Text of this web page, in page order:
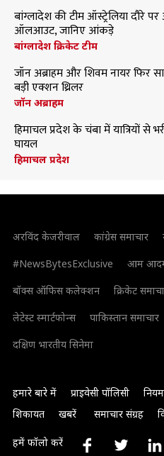
बांग्लादेश की टीम ऑस्ट्रेलिया दौरे
ऑलआउट, जानिए आंकड़े
बांग्लादेश क्रिकेट टीम
जॉन अब्राहम और शिवम नायर फिर
बड़ी एक्शन थ्रिलर
जॉन अब्राहम
हिमाचल प्रदेश के चंबा में यात्रियों से
घायल
हिमाचल प्रदेश
अरविंद केजरीवाल कांग्रेस समाचार
#NewsBytesExclusive
आम आदमी
बॉक्स ऑफिस कलेक्शन
क्रिकेट
लेटेस्ट स्मार्टफोन्स
पाकिस्तान समाचार
दक्षिण भारतीय सिनेमा
हमारे बारे में प्राइवेसी पॉलिसी नियम
शिकायत
खबरें समाचार संग्रह
हमें फॉलो करें